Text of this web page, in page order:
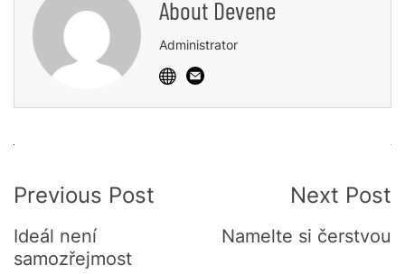
About Devene
Administrator
Navigation
Previous Post
Ideál není
samozřejmost
Next Post
Namelte si čerstvou